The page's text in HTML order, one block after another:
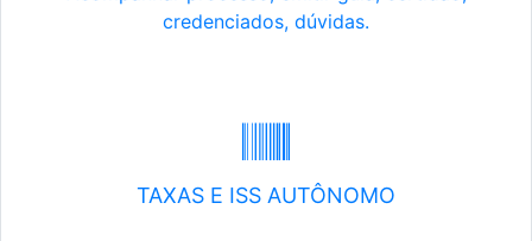
credenciados, dúvidas.
TAXAS E ISS AUTÔNOMO